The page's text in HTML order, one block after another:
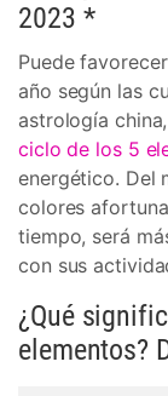
2023 *
Puede
año según las
astrología
ciclo de los 5
energético. Del
colores
tiempo, será
con sus
¿Qué
elementos?